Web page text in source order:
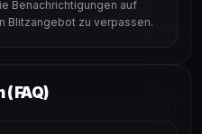
Benachrichtigungen auf
Blitzangebot zu verpassen.